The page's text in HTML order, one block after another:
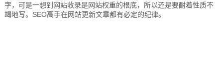
字，可是一想到网站收录是网站权重的根底，所以还是要耐着性质不
竭地写。SEO高手在网站更新文章都有必定的纪律。